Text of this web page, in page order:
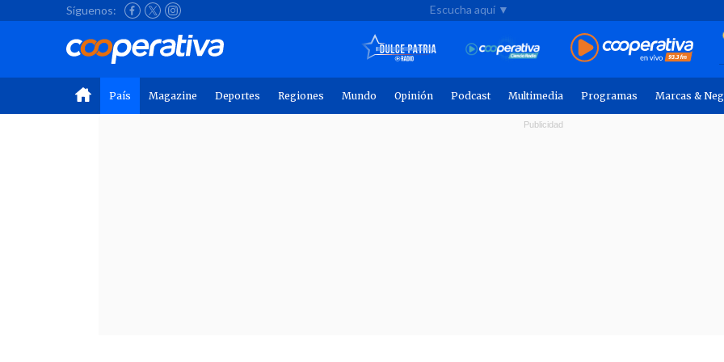
Síguenos: Escucha aquí ▼
País Magazine Deportes Regiones Mundo Opinión Podcast Multimedia Programas Marcas &